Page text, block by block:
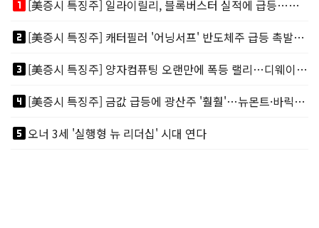
looks_one
[美증시 특징주] 일라이릴리, 블록버스터 실적에 급등…마운자로 매출 폭발
looks_two
[美증시 특징주] 캐터필러 '어닝서프' 반도체주 급등 촉발…"AI 데이터센터 건설 강력"
looks_3
[美증시 특징주] 양자컴퓨팅 오랜만에 폭등 랠리…디웨이브·아이온큐 주도
looks_4
[美증시 특징주] 금값 급등에 광산주 '훨훨'…뉴몬트·바릭마이닝 주도
looks_5오너 3세 '실행형 뉴 리더십' 시대 연다